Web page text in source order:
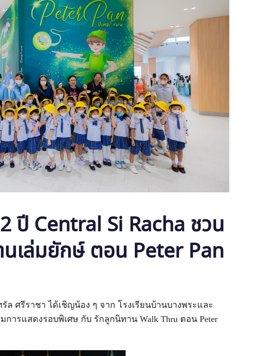
ปี Central Si Racha ชวน
เล่มยักษ์ ตอน Peter Pan
ล ศรีราชา ได้เชิญน้อง ๆ จาก โรงเรียนบ้านบางพระและ
ารแสดงรอบพิเศษ กับ รักลูกนิทาน Walk Thru ตอน Peter